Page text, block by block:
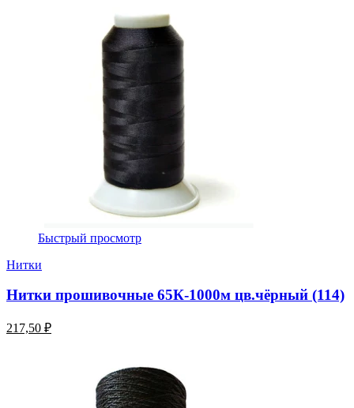
Быстрый просмотр
Нитки
Нитки прошивочные 65К-1000м цв.чёрный (114)
217,50 ₽